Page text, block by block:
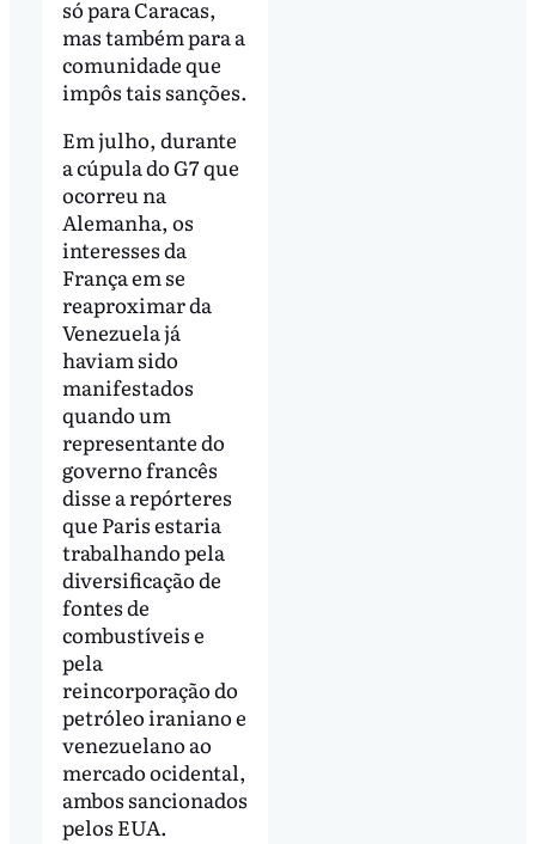
só para Caracas,
mas também para a
comunidade que
impôs tais sanções.
Em julho, durante
a cúpula do G7 que
ocorreu na
Alemanha, os
interesses da
França em se
reaproximar da
Venezuela já
haviam sido
manifestados
quando um
representante do
governo francês
disse a repórteres
que Paris estaria
trabalhando pela
diversificação de
fontes de
combustíveis e
pela
reincorporação do
petróleo iraniano e
venezuelano ao
mercado ocidental,
ambos sancionados
pelos EUA.